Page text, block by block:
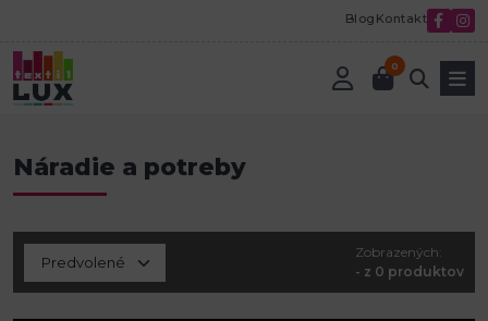
Blog Kontakt
0
Úvod
Náradie a potreby
Zobrazených:
- z 0 produktov